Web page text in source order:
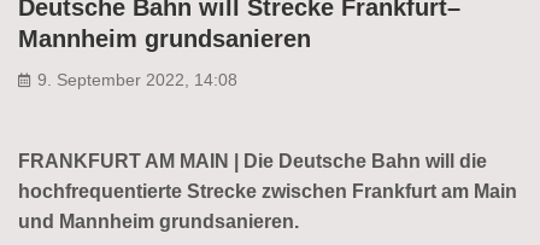
Deutsche Bahn will Strecke Frankfurt–
Mannheim grundsanieren
9. September 2022, 14:08
FRANKFURT AM MAIN | Die Deutsche Bahn will die
hochfrequentierte Strecke zwischen Frankfurt am Main
und Mannheim grundsanieren.